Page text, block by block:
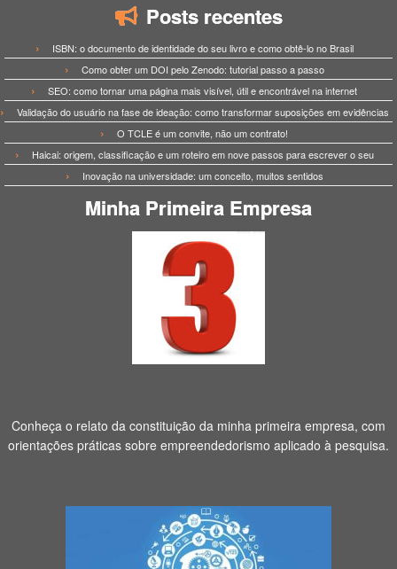
Posts recentes
ISBN: o documento de identidade do seu livro e como obtê-lo no Brasil
Como obter um DOI pelo Zenodo: tutorial passo a passo
SEO: como tornar uma página mais visível, útil e encontrável na internet
Validação do usuário na fase de ideação: como transformar suposições em evidências
O TCLE é um convite, não um contrato!
Haicai: origem, classificação e um roteiro em nove passos para escrever o seu
Inovação na universidade: um conceito, muitos sentidos
Minha Primeira Empresa
Conheça o relato da constituição da minha primeira empresa, com
orientações práticas sobre empreendedorismo aplicado à pesquisa.